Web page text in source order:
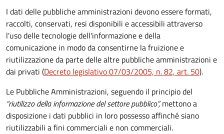
I dati delle pubbliche amministrazioni devono essere formati,
raccolti, conservati, resi disponibili e accessibili attraverso
l'uso delle tecnologie dell'informazione e della
comunicazione in modo da consentirne la fruizione e
riutilizzazione da parte delle altre pubbliche amministrazioni e
dai privati (Decreto legislativo 07/03/2005, n. 82, art. 50).
Le Pubbliche Amministrazioni, seguendo il principio del
“riutilizzo della informazione del settore pubblico”,mettono a
disposizione i dati pubblici in loro possesso affinché siano
riutilizzabili a fini commerciali e non commerciali.